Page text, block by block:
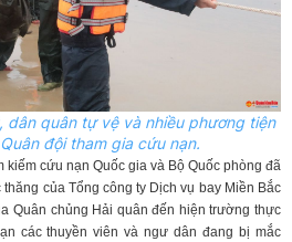
dân quân tự vệ và nhiều phương tiện
đội tham gia cứu nạn.
kiếm cứu nạn Quốc gia và Bộ Quốc phòng đã
của Tổng công ty Dịch vụ bay Miền Bắc
Quân chủng Hải quân đến hiện trường thực
các thuyền viên và ngư dân đang bị mắc